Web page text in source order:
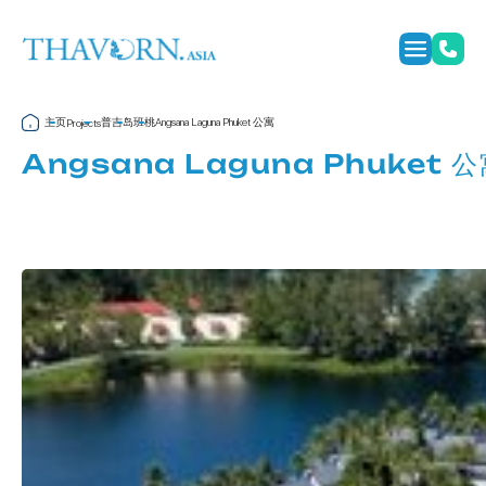
主页Projects普吉岛班桃Angsana Laguna Phuket 公寓
Angsana Laguna Phuket 公